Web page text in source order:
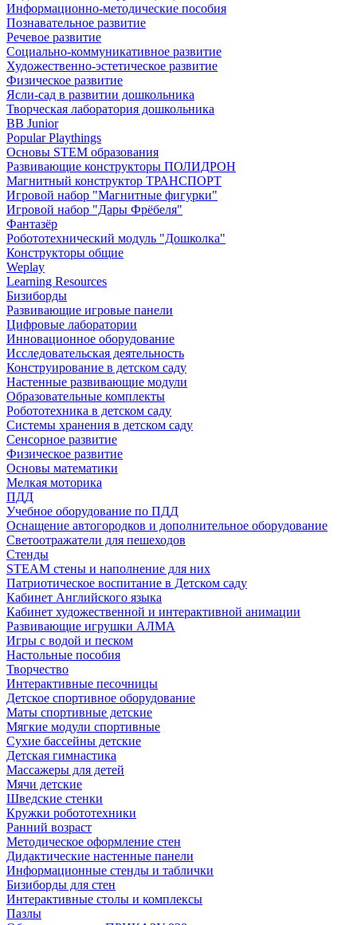
Информационно-методические пособия
Познавательное развитие
Речевое развитие
Социально-коммуникативное развитие
Художественно-эстетическое развитие
Физическое развитие
Ясли-сад в развитии дошкольника
Творческая лаборатория дошкольника
BB Junior
Popular Playthings
Основы STEM образования
Развивающие конструкторы ПОЛИДРОН
Магнитный конструктор ТРАНСПОРТ
Игровой набор "Магнитные фигурки"
Игровой набор "Дары Фрёбеля"
Фантазёр
Робототехнический модуль "Дошколка"
Конструкторы общие
Weplay
Learning Resources
Бизиборды
Развивающие игровые панели
Цифровые лаборатории
Инновационное оборудование
Исследовательская деятельность
Конструирование в детском саду
Настенные развивающие модули
Образовательные комплекты
Робототехника в детском саду
Системы хранения в детском саду
Сенсорное развитие
Физическое развитие
Основы математики
Мелкая моторика
ПДД
Учебное оборудование по ПДД
Оснащение автогородков и дополнительное оборудование
Светоотражатели для пешеходов
Стенды
STEAM стены и наполнение для них
Патриотическое воспитание в Детском саду
Кабинет Английского языка
Кабинет художественной и интерактивной анимации
Развивающие игрушки АЛМА
Игры с водой и песком
Настольные пособия
Творчество
Интерактивные песочницы
Детское спортивное оборудование
Маты спортивные детские
Мягкие модули спортивные
Сухие бассейны детские
Детская гимнастика
Массажеры для детей
Мячи детские
Шведские стенки
Кружки робототехники
Ранний возраст
Методическое оформление стен
Дидактические настенные панели
Информационные стенды и таблички
Бизиборды для стен
Интерактивные столы и комплексы
Пазлы